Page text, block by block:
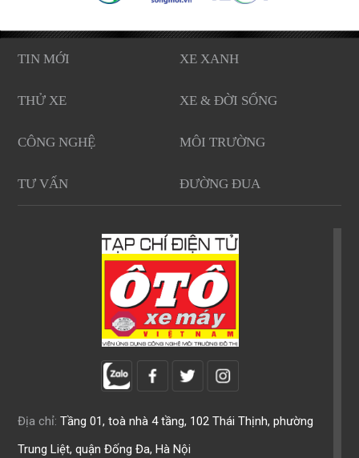
TIN MỚI XE XANH
THỬ XE XE & ĐỜI SỐNG
CÔNG NGHỆ MÔI TRƯỜNG
TƯ VẤN ĐƯỜNG ĐUA
Địa chỉ: Tầng 01, toà nhà 4 tầng, 102 Thái Thịnh, phường
Trung Liệt, quận Đống Đa, Hà Nội